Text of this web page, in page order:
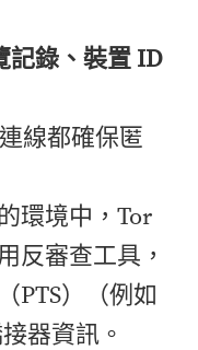
記錄、裝置 ID
線都確保匿
環境中，Tor
反審查工具，
PTS）（例如
器資訊。